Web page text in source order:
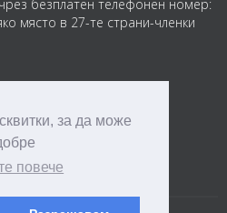
за да може
повече
безплатен телефонен номер:
място в 27-те страни-членки